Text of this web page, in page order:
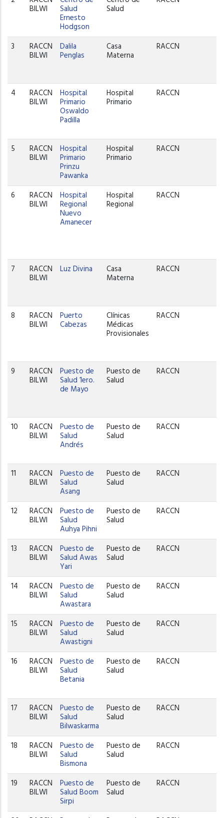
BILWI Salud
Ernesto
Hodgson
Salud
3 RACCN
BILWI
Dalila
Penglas
Casa
Materna
RACCN
4 RACCN
BILWI
Hospital
Primario
Oswaldo
Padilla
Hospital
Primario
RACCN
5 RACCN
BILWI
Hospital
Primario
Prinzu
Pawanka
Hospital
Primario
RACCN
6 RACCN
BILWI
Hospital
Regional
Nuevo
Amanecer
Hospital
Regional
RACCN
7 RACCN
BILWI
Luz Divina Casa
Materna
RACCN
8 RACCN
BILWI
Puerto
Cabezas
Clínicas
Médicas
Provisionales
RACCN
9 RACCN
BILWI
Puesto de
Salud 1ero.
de Mayo
Puesto de
Salud
RACCN
10 RACCN
BILWI
Puesto de
Salud
Andrés
Puesto de
Salud
RACCN
11 RACCN
BILWI
Puesto de
Salud
Asang
Puesto de
Salud
RACCN
12 RACCN
BILWI
Puesto de
Salud
Auhya Pihni
Puesto de
Salud
RACCN
13 RACCN
BILWI
Puesto de
Salud Awas
Yari
Puesto de
Salud
RACCN
14 RACCN
BILWI
Puesto de
Salud
Awastara
Puesto de
Salud
RACCN
15 RACCN
BILWI
Puesto de
Salud
Awastigni
Puesto de
Salud
RACCN
16 RACCN
BILWI
Puesto de
Salud
Betania
Puesto de
Salud
RACCN
17 RACCN
BILWI
Puesto de
Salud
Bilwaskarma
Puesto de
Salud
RACCN
18 RACCN
BILWI
Puesto de
Salud
Bismona
Puesto de
Salud
RACCN
19 RACCN
BILWI
Puesto de
Salud Boom
Sirpi
Puesto de
Salud
RACCN